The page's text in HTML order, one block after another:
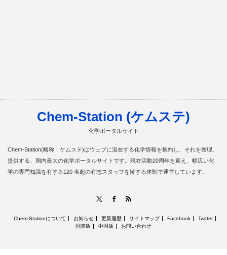
Chem-Station (ケムステ)
化学ポータルサイト
Chem-Station(略称：ケムステ)はウェブに混在する化学情報を集約し、それを整理、
提供する、国内最大の化学ポータルサイトです。現在活動20周年を迎え、幅広い化
学の専門知識を有する120 名超の有志スタッフを擁する体制で運営しています。
Facebook
Chem-Stationについて お知らせ 更新履歴 サイトマップ Facebook
Twitter
国際版
中国版 お問い合わせ